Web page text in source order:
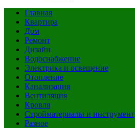
Главная
Квартира
Дом
Ремонт
Дизайн
Водоснабжение
Электрика и освещение
Отопление
Канализация
Вентиляция
Кровля
Стройматериалы и инструмент
Разное